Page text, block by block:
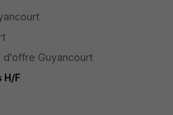
d'offre Guyancourt
H/F